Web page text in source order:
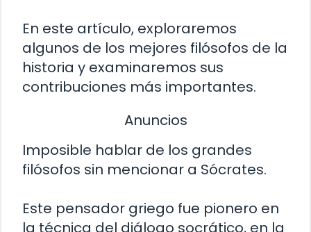
En este artículo, exploraremos
algunos de los mejores filósofos de la
historia y examinaremos sus
contribuciones más importantes.
Anuncios
Imposible hablar de los grandes
filósofos sin mencionar a Sócrates.
Este pensador griego fue pionero en
la técnica del diálogo socrático, en la